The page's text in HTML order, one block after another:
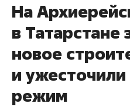
На
в Татарстане
новое
и
режим